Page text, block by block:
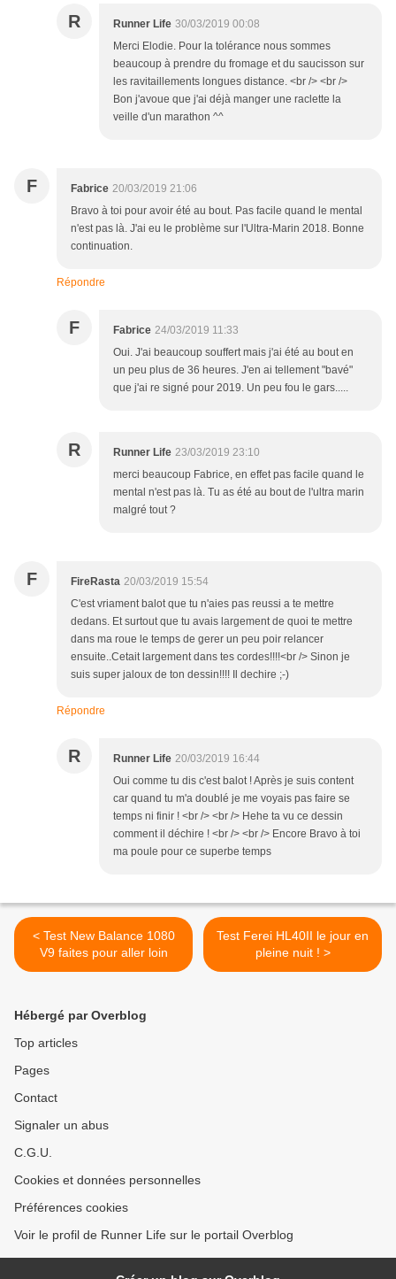
R Runner Life 30/03/2019 00:08
Merci Elodie. Pour la tolérance nous sommes
beaucoup à prendre du fromage et du saucisson sur
les ravitaillements longues distance. <br /> <br />
Bon j'avoue que j'ai déjà manger une raclette la
veille d'un marathon ^^
F Fabrice 20/03/2019 21:06
Bravo à toi pour avoir été au bout. Pas facile quand le mental
n'est pas là. J'ai eu le problème sur l'Ultra-Marin 2018. Bonne
continuation.
Répondre
F Fabrice 24/03/2019 11:33
Oui. J'ai beaucoup souffert mais j'ai été au bout en
un peu plus de 36 heures. J'en ai tellement "bavé"
que j'ai re signé pour 2019. Un peu fou le gars.....
R Runner Life 23/03/2019 23:10
merci beaucoup Fabrice, en effet pas facile quand le
mental n'est pas là. Tu as été au bout de l'ultra marin
malgré tout ?
F FireRasta 20/03/2019 15:54
C'est vriament balot que tu n'aies pas reussi a te mettre
dedans. Et surtout que tu avais largement de quoi te mettre
dans ma roue le temps de gerer un peu poir relancer
ensuite..Cetait largement dans tes cordes!!!!<br /> Sinon je
suis super jaloux de ton dessin!!!! Il dechire ;-)
Répondre
R Runner Life 20/03/2019 16:44
Oui comme tu dis c'est balot ! Après je suis content
car quand tu m'a doublé je me voyais pas faire se
temps ni finir ! <br /> <br /> Hehe ta vu ce dessin
comment il déchire ! <br /> <br /> Encore Bravo à toi
ma poule pour ce superbe temps
< Test New Balance 1080
V9 faites pour aller loin
Test Ferei HL40II le jour en
pleine nuit ! >
Hébergé par Overblog
Top articles
Pages
Contact
Signaler un abus
C.G.U.
Cookies et données personnelles
Préférences cookies
Voir le profil de Runner Life sur le portail Overblog